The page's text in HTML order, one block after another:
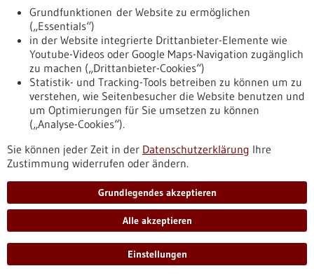
Max Delbrück Center Bioengineering
Symposium
Berlin,Anmeldefrist:03.07.2026, Kongress/Symposium
https://www.gesundheitsindustrie-
bw.de/veranstaltung/max-delbrueck-center-bioengineering-
symposium
Pressemitteilung - 29.06.2026
Wie Hautzellen Stress erkennen: Forschende
entdecken Aktivierungsort eines wichtigen
Immunrezeptors
Fetttröpfchen in den Hautzellen dienen als Schaltstelle: Der
wichtige Immunrezeptor NLRP10 wird bei Zellstress an
sogenannten Lipid Droplets aktiviert, kleinen Fetttröpfchen
innerhalb der Zelle. Forschende der Uni Hohenheim in
Grundfunktionen der Website zu ermöglichen
(„Essentials“)
in der Website integrierte Drittanbieter-Elemente wie
Youtube-Videos oder Google Maps-Navigation zugänglich
zu machen („Drittanbieter-Cookies“)
Statistik- und Tracking-Tools betreiben zu können um zu
verstehen, wie Seitenbesucher die Website benutzen und
um Optimierungen für Sie umsetzen zu können
(„Analyse-Cookies“).
Sie können jeder Zeit in der Datenschutzerklärung Ihre
Zustimmung widerrufen oder ändern.
Grundlegendes akzeptieren
Alle akzeptieren
Einstellungen